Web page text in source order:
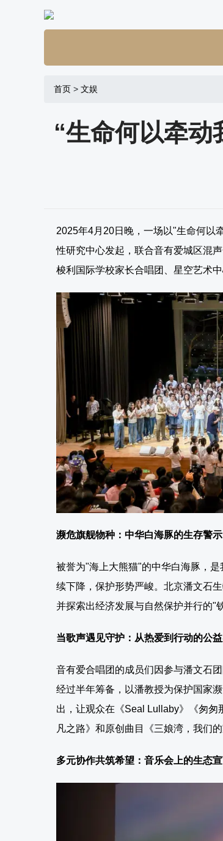
首页 > 文娱
“生命何以牵
2025年4月20日晚，一场以"生命何以
性研究中心发起，联合音有爱城区混
梭利国际学校家长合唱团、星空艺术
濒危旗舰物种：中华白海豚的生存警示
被誉为"海上大熊猫"的中华白海豚，
续下降，保护形势严峻。北京潘文石
并探索出经济发展与自然保护并行的"
当歌声遇见守护：从热爱到行动的公
音有爱合唱团的成员们因参与潘文石
经过半年筹备，以潘教授为保护国家
出，让观众在《Seal Lullaby》《匆
凡之路》和原创曲目《三娘湾，我们
多元协作共筑希望：音乐会上的生态